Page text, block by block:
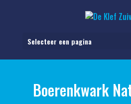
Selecteer een pagina
Boerenkwark